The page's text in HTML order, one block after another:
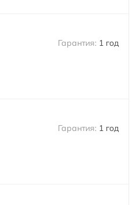
1 год
1 год